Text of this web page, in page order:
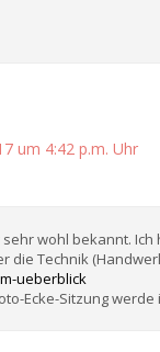
um 4:42 p.m. Uhr
wohl bekannt.
die Technik
ueberblick
Ecke-Sitzung